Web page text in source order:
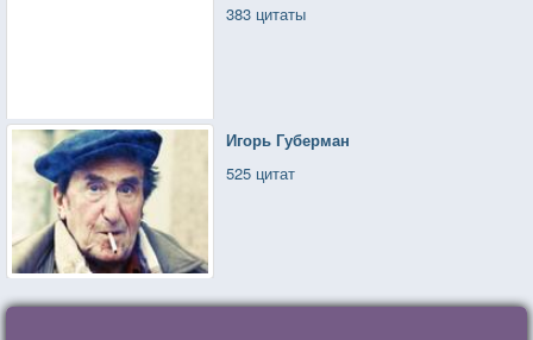
383 цитаты
Игорь Губерман
525 цитат